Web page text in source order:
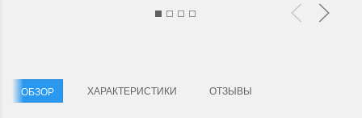
ОБЗОР ХАРАКТЕРИСТИКИ ОТЗЫВЫ